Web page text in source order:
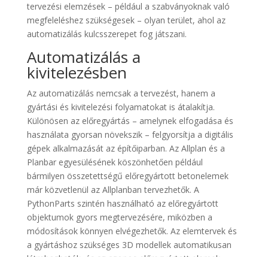
tervezési elemzések – például a szabványoknak való
megfeleléshez szükségesek – olyan terület, ahol az
automatizálás kulcsszerepet fog játszani.
Automatizálás a
kivitelezésben
Az automatizálás nemcsak a tervezést, hanem a
gyártási és kivitelezési folyamatokat is átalakítja.
Különösen az előregyártás – amelynek elfogadása és
használata gyorsan növekszik – felgyorsítja a digitális
gépek alkalmazását az építőiparban. Az Allplan és a
Planbar egyesülésének köszönhetően például
bármilyen összetettségű előregyártott betonelemek
már közvetlenül az Allplanban tervezhetők. A
PythonParts szintén használható az előregyártott
objektumok gyors megtervezésére, miközben a
módosítások könnyen elvégezhetők. Az elemtervek és
a gyártáshoz szükséges 3D modellek automatikusan